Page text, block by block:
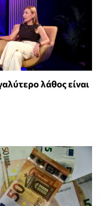
λάθος είναι